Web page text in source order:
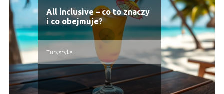
All inclusive – co to znaczy
i co obejmuje?
Turystyka